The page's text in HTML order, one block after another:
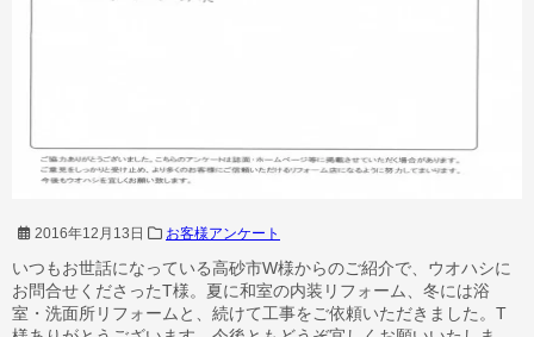
2016年12月13日 お客様アンケート
いつもお世話になっている高砂市W様からのご紹介で、ウオハシに
お問合せくださったT様。夏に和室の内装リフォーム、冬には浴
室・洗面所リフォームと、続けて工事をご依頼いただきました。T